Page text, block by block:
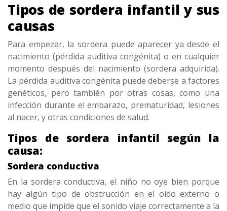
Tipos de sordera infantil y sus
causas
Para empezar, la sordera puede aparecer ya desde el
nacimiento (pérdida auditiva congénita) o en cualquier
momento después del nacimiento (sordera adquirida).
La pérdida auditiva congénita puede deberse a factores
genéticos, pero también por otras cosas, como una
infección durante el embarazo, prematuridad, lesiones
al nacer, y otras condiciones de salud.
Tipos de sordera infantil según la
causa:
Sordera conductiva
En la sordera conductiva, el niño no oye bien porque
hay algún tipo de obstrucción en el oído externo o
medio que impide que el sonido viaje correctamente a la